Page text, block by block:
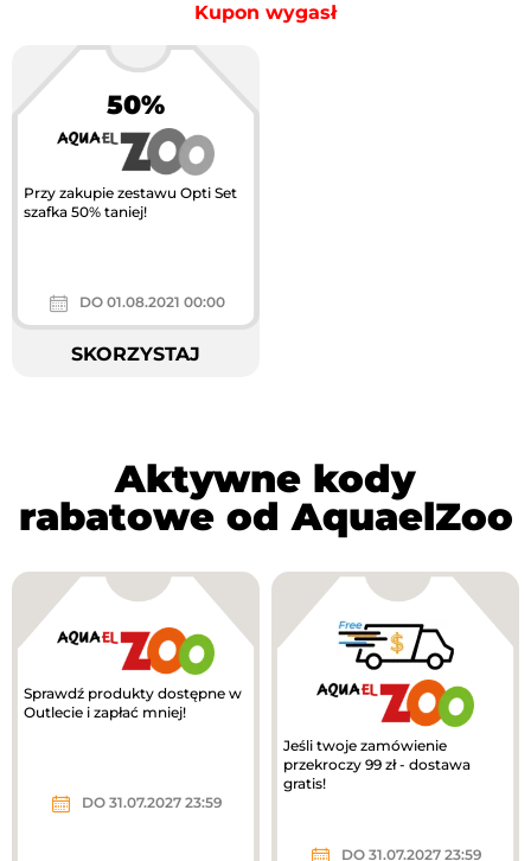
Kupon wygasł
50%
Przy zakupie zestawu Opti Set
szafka 50% taniej!
DO 01.08.2021 00:00
SKORZYSTAJ
Aktywne kody
rabatowe od AquaelZoo
Sprawdź produkty dostępne w
Outlecie i zapłać mniej!
DO 31.07.2027 23:59
Jeśli twoje zamówienie
przekroczy 99 zł - dostawa
gratis!
DO 31.07.2027 23:59